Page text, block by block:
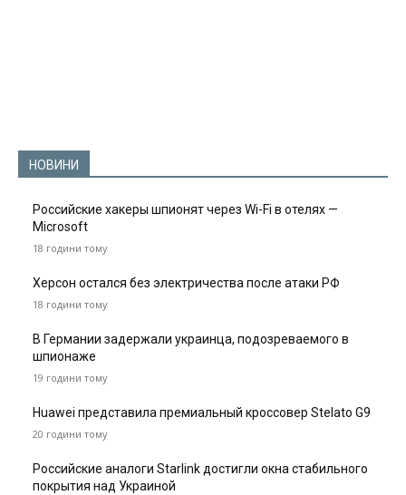
НОВИНИ
Российские хакеры шпионят через Wi-Fi в отелях —
Microsoft
18 години тому
Херсон остался без электричества после атаки РФ
18 години тому
В Германии задержали украинца, подозреваемого в
шпионаже
19 години тому
Huawei представила премиальный кроссовер Stelato G9
20 години тому
Российские аналоги Starlink достигли окна стабильного
покрытия над Украиной